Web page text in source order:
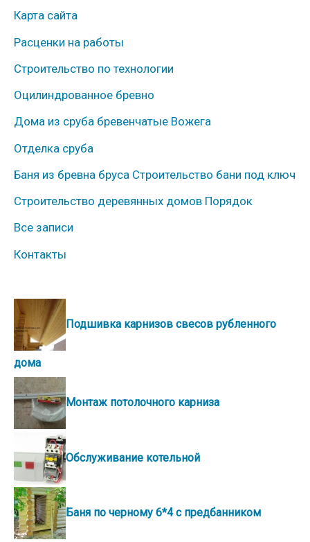
б
р
и
к
и
Карта сайта
Расценки на работы
Строительство по технологии
Оцилиндрованное бревно
Дома из сруба бревенчатые Вожега
Отделка сруба
Баня из бревна бруса Строительство бани под ключ
Строительство деревянных домов Порядок
Все записи
Контакты
Подшивка карнизов свесов рубленного
дома
Монтаж потолочного карниза
Обслуживание котельной
Баня по черному 6*4 с предбанником